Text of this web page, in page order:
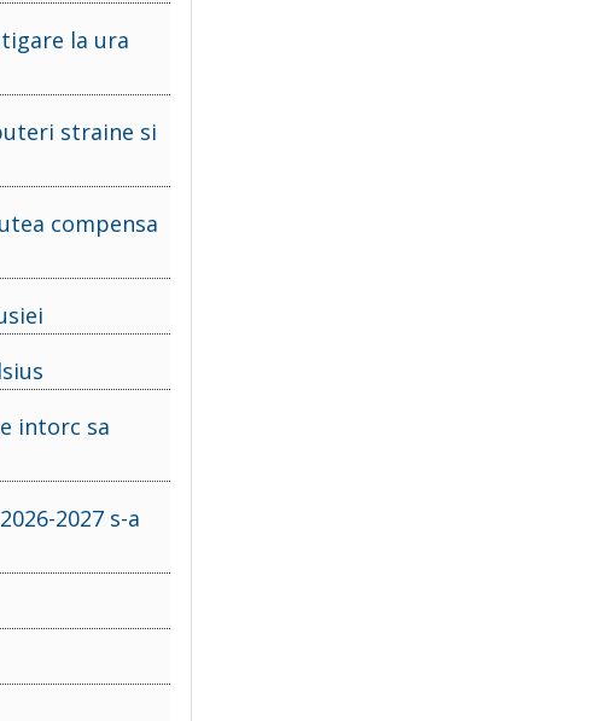
la ura
straine si
compensa
intorc sa
2027 s-a